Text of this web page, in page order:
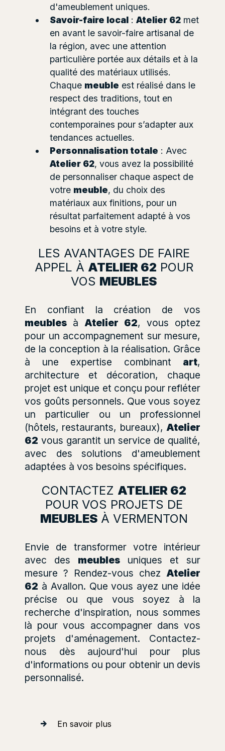
d'ameublement uniques.
Savoir-faire local : Atelier 62 met
en avant le savoir-faire artisanal de
la région, avec une attention
particulière portée aux détails et à la
qualité des matériaux utilisés.
Chaque meuble est réalisé dans le
respect des traditions, tout en
intégrant des touches
contemporaines pour s’adapter aux
tendances actuelles.
Personnalisation totale : Avec
Atelier 62, vous avez la possibilité
de personnaliser chaque aspect de
votre meuble, du choix des
matériaux aux finitions, pour un
résultat parfaitement adapté à vos
besoins et à votre style.
LES AVANTAGES DE FAIRE
APPEL À ATELIER 62 POUR
VOS MEUBLES
En confiant la création de vos
meubles à Atelier 62, vous optez
pour un accompagnement sur mesure,
de la conception à la réalisation. Grâce
à une expertise combinant art,
architecture et décoration, chaque
projet est unique et conçu pour refléter
vos goûts personnels. Que vous soyez
un particulier ou un professionnel
(hôtels, restaurants, bureaux), Atelier
62 vous garantit un service de qualité,
avec des solutions d'ameublement
adaptées à vos besoins spécifiques.
CONTACTEZ ATELIER 62
POUR VOS PROJETS DE
MEUBLESÀ VERMENTON
Envie de transformer votre intérieur
avec des meubles uniques et sur
mesure ? Rendez-vous chez Atelier
62 à Avallon. Que vous ayez une idée
précise ou que vous soyez à la
recherche d'inspiration, nous sommes
là pour vous accompagner dans vos
projets d'aménagement. Contactez-
nous dès aujourd'hui pour plus
d'informations ou pour obtenir un devis
personnalisé.
En savoir plus